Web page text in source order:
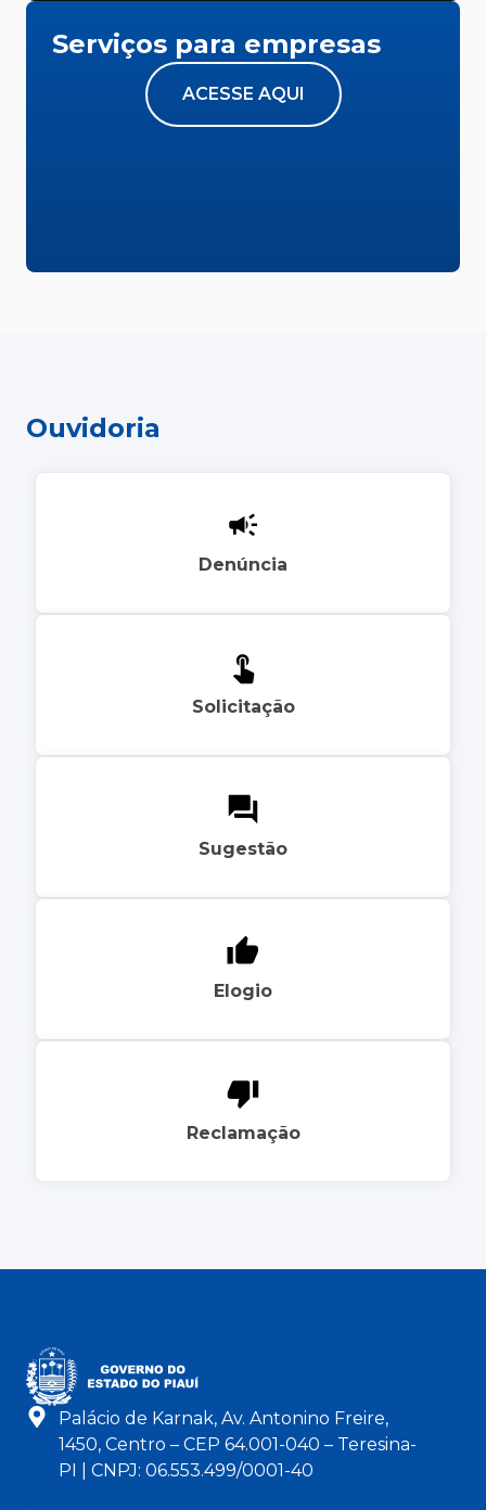
Serviços para empresas
ACESSE AQUI
Ouvidoria
Denúncia
Solicitação
Sugestão
Elogio
Reclamação
Palácio de Karnak, Av. Antonino Freire,
1450, Centro – CEP 64.001-040 – Teresina-
PI | CNPJ: 06.553.499/0001-40